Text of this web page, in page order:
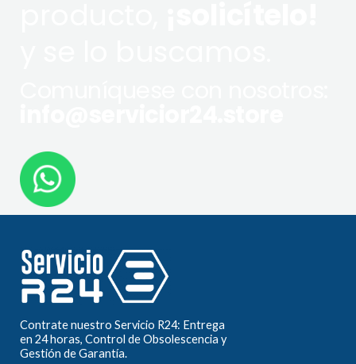
Contrate nuestro Servicio R24: Entrega
en 24 horas, Control de Obsolescencia y
Gestión de Garantía.